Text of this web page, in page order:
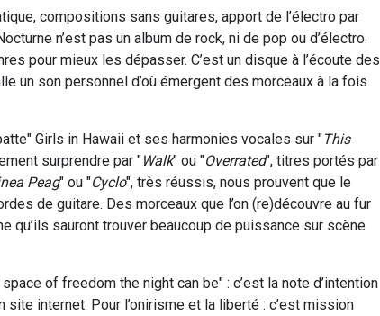
compositions sans guitares, apport de l’électro par
n’est pas un album de rock, ni de pop ou d’électro.
pour mieux les dépasser. C’est un disque à l’écoute des
un son personnel d’où émergent des morceaux à la fois
Girls in Hawaii et ses harmonies vocales sur "This
surprendre par "Walk" ou "Overrated", titres portés par
Peag" ou "Cyclo", très réussis, nous prouvent que le
de guitare. Des morceaux que l’on (re)découvre au fur
qu’ils sauront trouver beaucoup de puissance sur scène
of freedom the night can be" : c’est la note d’intention
internet. Pour l’onirisme et la liberté : c’est mission